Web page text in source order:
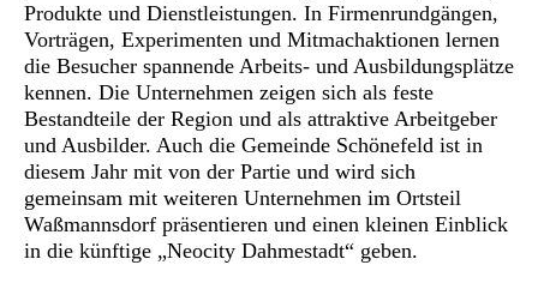
Produkte und Dienstleistungen. In Firmenrundgängen,
Vorträgen, Experimenten und Mitmachaktionen lernen
die Besucher spannende Arbeits- und Ausbildungsplätze
kennen. Die Unternehmen zeigen sich als feste
Bestandteile der Region und als attraktive Arbeitgeber
und Ausbilder. Auch die Gemeinde Schönefeld ist in
diesem Jahr mit von der Partie und wird sich
gemeinsam mit weiteren Unternehmen im Ortsteil
Waßmannsdorf präsentieren und einen kleinen Einblick
in die künftige „Neocity Dahmestadt“ geben.